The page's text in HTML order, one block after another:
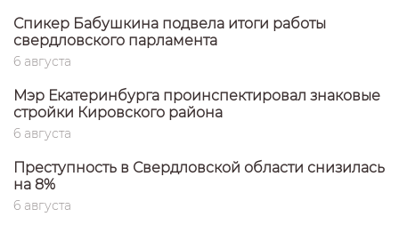
Спикер Бабушкина подвела итоги работы
свердловского парламента
6 августа
Мэр Екатеринбурга проинспектировал знаковые
стройки Кировского района
6 августа
Преступность в Свердловской области снизилась
на 8%
6 августа